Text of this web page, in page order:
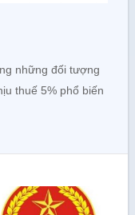
những đối tượng
thuế 5% phổ biến